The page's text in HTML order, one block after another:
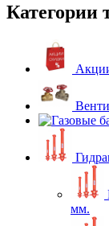
Категории
мм.